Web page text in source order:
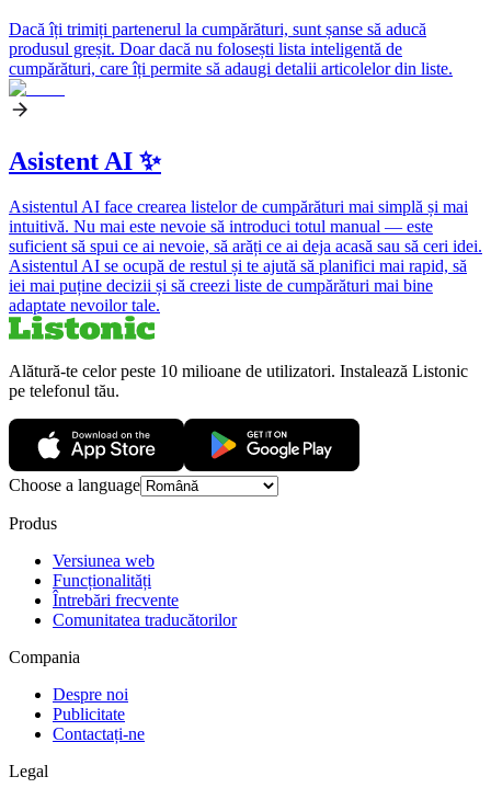
Dacă îți trimiți partenerul la cumpărături, sunt șanse să aducă
produsul greșit. Doar dacă nu folosești lista inteligentă de
cumpărături, care îți permite să adaugi detalii articolelor din liste.
Asistent AI ✨
Asistentul AI face crearea listelor de cumpărături mai simplă și mai
intuitivă. Nu mai este nevoie să introduci totul manual — este
suficient să spui ce ai nevoie, să arăți ce ai deja acasă sau să ceri idei.
Asistentul AI se ocupă de restul și te ajută să planifici mai rapid, să
iei mai puține decizii și să creezi liste de cumpărături mai bine
adaptate nevoilor tale.
Alătură-te celor peste 10 milioane de utilizatori. Instalează Listonic
pe telefonul tău.
Choose a language
Produs
Versiunea web
Funcționalități
Întrebări frecvente
Comunitatea traducătorilor
Compania
Despre noi
Publicitate
Contactați-ne
Legal